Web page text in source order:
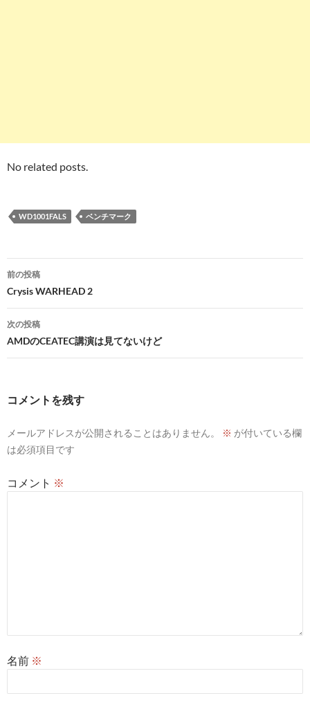
No related posts.
WD1001FALS ベンチマーク
投
稿
ナ
ビ
ゲ
ョ
前の投稿
Crysis WARHEAD 2
次の投稿
AMDのCEATEC講演は見てないけど
コメントを残す
メールアドレスが公開されることはありません。 ※ が付いている欄
は必須項目です
コメント ※
名前 ※